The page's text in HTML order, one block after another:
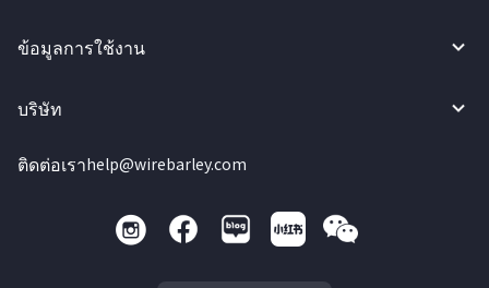
ข้อมูลการใช้งาน
บริษัท
ติดต่อเราhelp@wirebarley.com